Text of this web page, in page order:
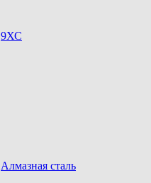
9ХС
Алмазная сталь